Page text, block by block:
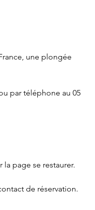
une plongée
par téléphone au 05
la page se restaurer.
de réservation.